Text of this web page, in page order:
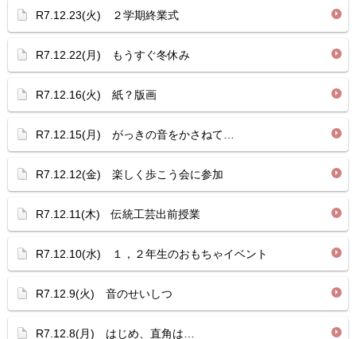
R7.12.23(火) ２学期終業式
R7.12.22(月) もうすぐ冬休み
R7.12.16(火) 紙？版画
R7.12.15(月) がっきの音をかさねて…
R7.12.12(金) 楽しく歩こう会に参加
R7.12.11(木) 伝統工芸出前授業
R7.12.10(水) １，２年生のおもちゃイベント
R7.12.9(火) 音のせいしつ
R7.12.8(月) はじめ、直角は…